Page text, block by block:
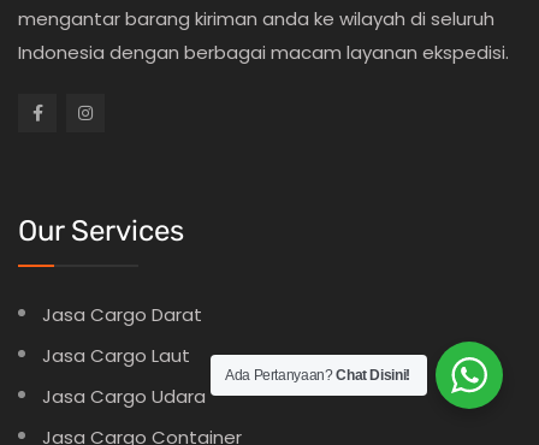
mengantar barang kiriman anda ke wilayah di seluruh
Indonesia dengan berbagai macam layanan ekspedisi.
Our Services
Jasa Cargo Darat
Jasa Cargo Laut
Jasa Cargo Udara
Jasa Cargo Container
Ada Pertanyaan?Chat Disini!